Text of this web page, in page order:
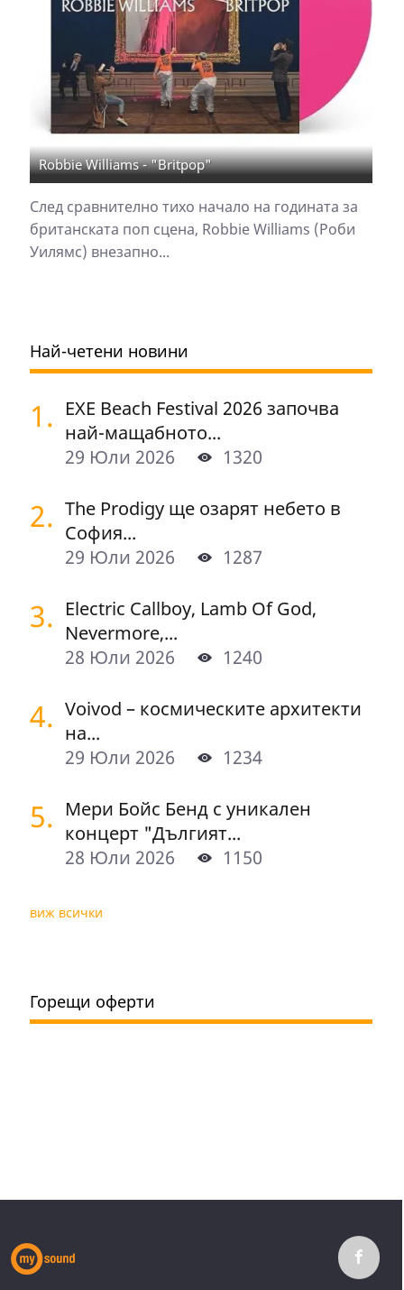
Robbie Williams - "Britpop"
След сравнително тихо начало на годината за
британската поп сцена, Robbie Williams (Роби
Уилямс) внезапно...
Най-четени новини
1. EXE Beach Festival 2026 започва
най-мащабното...
29 Юли 2026
1320
2. The Prodigy ще озарят небето в
София...
29 Юли 2026
1287
3. Electric Callboy, Lamb Of God,
Nevermore,...
28 Юли 2026
1240
4. Voivod – космическите архитекти
на...
29 Юли 2026
1234
5. Мери Бойс Бенд с уникален
концерт "Дългият...
28 Юли 2026
1150
виж всички
Горещи оферти